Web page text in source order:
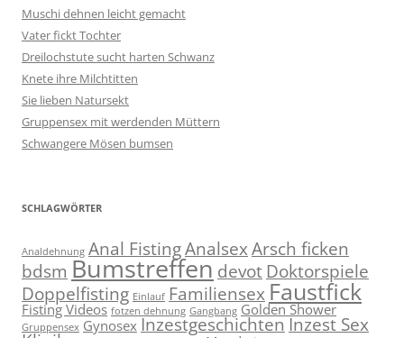
Muschi dehnen leicht gemacht
Vater fickt Tochter
Dreilochstute sucht harten Schwanz
Knete ihre Milchtitten
Sie lieben Natursekt
Gruppensex mit werdenden Müttern
Schwangere Mösen bumsen
SCHLAGWÖRTER
Analdehnung Anal FistingAnalsex Arsch ficken
bdsm Bumstreffen devot Doktorspiele
Doppelfisting Einlauf Familiensex Faustfick
Fisting Videos fotzen dehnung Gangbang Golden Shower
Gruppensex GynosexInzestgeschichtenInzest Sex